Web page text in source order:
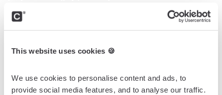
This website uses cookies 🍪
We use cookies to personalise content and ads, to
provide social media features, and to analyse our traffic.
chroni przed infekcjami i czynnikami drażniącymi
przyczynia się do zdrowego płaszcza lipidowego
redukuje zaczerwienienia i stany zapalne
poziom nawilżenia
łagodzi dyskomfort i zapewnia ulgę.